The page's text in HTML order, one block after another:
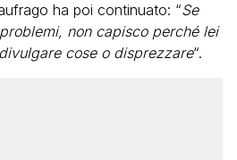
ha poi continuato: “Se
non capisco perché lei
cose o disprezzare“.